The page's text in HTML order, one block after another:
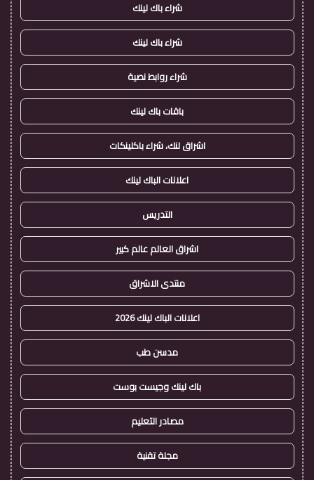
شراء باك لينك
شراء باك لينك
شراء روابط نصية
باقات باك لينك
اشراق لنك، شراء باكلينكات
اعلانات الباك لينك
التدريس
اشراق العالم عالم كبير
منتدى الاشراق
اعلانات الباك لينك 2026
مدسن طب
باك لينك وجيست بوست
مصادر التعليم
مجلة تقنية